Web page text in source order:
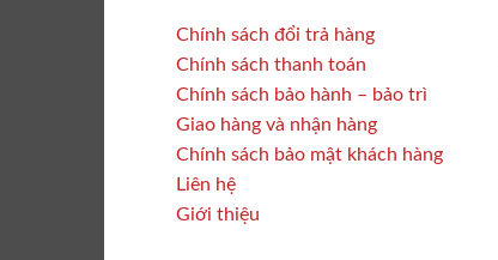
Chính sách đổi trả hàng
Chính sách thanh toán
Chính sách bảo hành – bảo trì
Giao hàng và nhận hàng
Chính sách bảo mật khách hàng
Liên hệ
Giới thiệu